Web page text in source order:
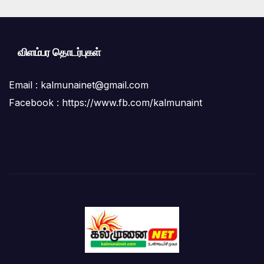
விளம்பர தொடர்புகள்
Email : kalmunainet@gmail.com
Facebook : https://www.fb.com/kalmunaint